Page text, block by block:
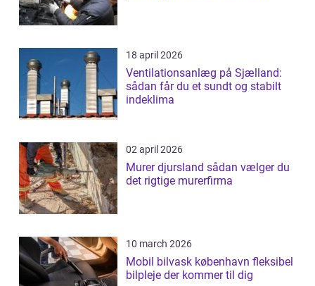
18 april 2026
Ventilationsanlæg på Sjælland:
sådan får du et sundt og stabilt
indeklima
02 april 2026
Murer djursland sådan vælger du
det rigtige murerfirma
10 march 2026
Mobil bilvask københavn fleksibel
bilpleje der kommer til dig